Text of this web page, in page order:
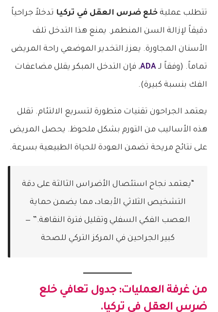
تتطلب عمليةخلع ضرس العقل في تركيا تدخلاً جراحياً
دقيقاً لإزالة السن المنطمر. يمنع هذا التدخل تلف
الأسنان المجاورة. يعزز التخدير الموضعي راحة المريض
تماماً. (وفقاً لـADA, فإن التدخل المبكر يقلل مضاعفات
الفك بنسبة كبيرة).
يعتمد الجراحون تقنيات متطورة لتسريع الالتئام. تقلل
هذه الأساليب من التورم بشكل ملحوظ. يحصل المريض
على نتائج مريحة تضمن العودة للحياة الطبيعية بسرعة.
“يعتمد نجاح استئصال الأضراس الثالثة على دقة
التشخيص الثلاثي الأبعاد، مما يضمن حماية
العصب الفكي السفلي وتقليل فترة النقاهة.” —
كبير الجراحين في المركز التركي للصحة
من غرفة العمليات: جدول تعافيخلع
ضرس العقل في تركيا.